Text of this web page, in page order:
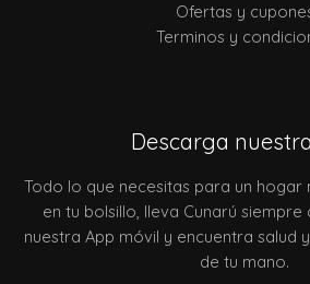
Ofertas y
Terminos y
Descarga
Todo lo que necesitas para un hogar
en tu bolsillo, lleva Cunarú
nuestra App móvil y encuentra salud
de tu mano.